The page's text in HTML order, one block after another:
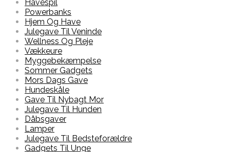
Havespil
Powerbanks
Hjem Og Have
Julegave Til Veninde
Wellness Og Pleje
Vækkeure
Myggebekæmpelse
Sommer Gadgets
Mors Dags Gave
Hundeskåle
Gave Til Nybagt Mor
Julegave Til Hunden
Dåbsgaver
Lamper
Julegave Til Bedsteforældre
Gadgets Til Unge